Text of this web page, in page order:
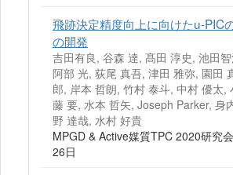
飛跡決定精度向上に向けたu-PIC
の開発
吉田有良, 谷森 達, 髙田 淳史, 池田
阿部 光, 荻尾 真吾, 津田 雅弥, 園田
郎, 岸本 哲朗, 竹村 泰斗, 中村 優太,
藤 要, 水本 哲矢, Joseph Parker, 身
野 達哉, 水村 好貴
MPGD & Active媒質TPC 2020研究
26日